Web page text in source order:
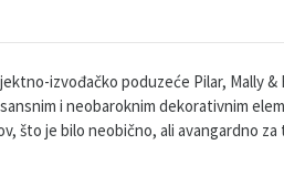
izvođačko poduzeće Pilar, Mally
i neobaroknim dekorativnim
što je bilo neobično, ali avangardno